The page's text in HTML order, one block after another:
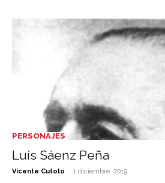
PERSONAJES
Luís Sáenz Peña
Vicente Cutolo - 1 diciembre, 2019